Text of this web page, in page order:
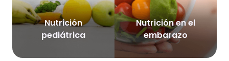
Nutrición
pediátrica
Nutrición en el
embarazo